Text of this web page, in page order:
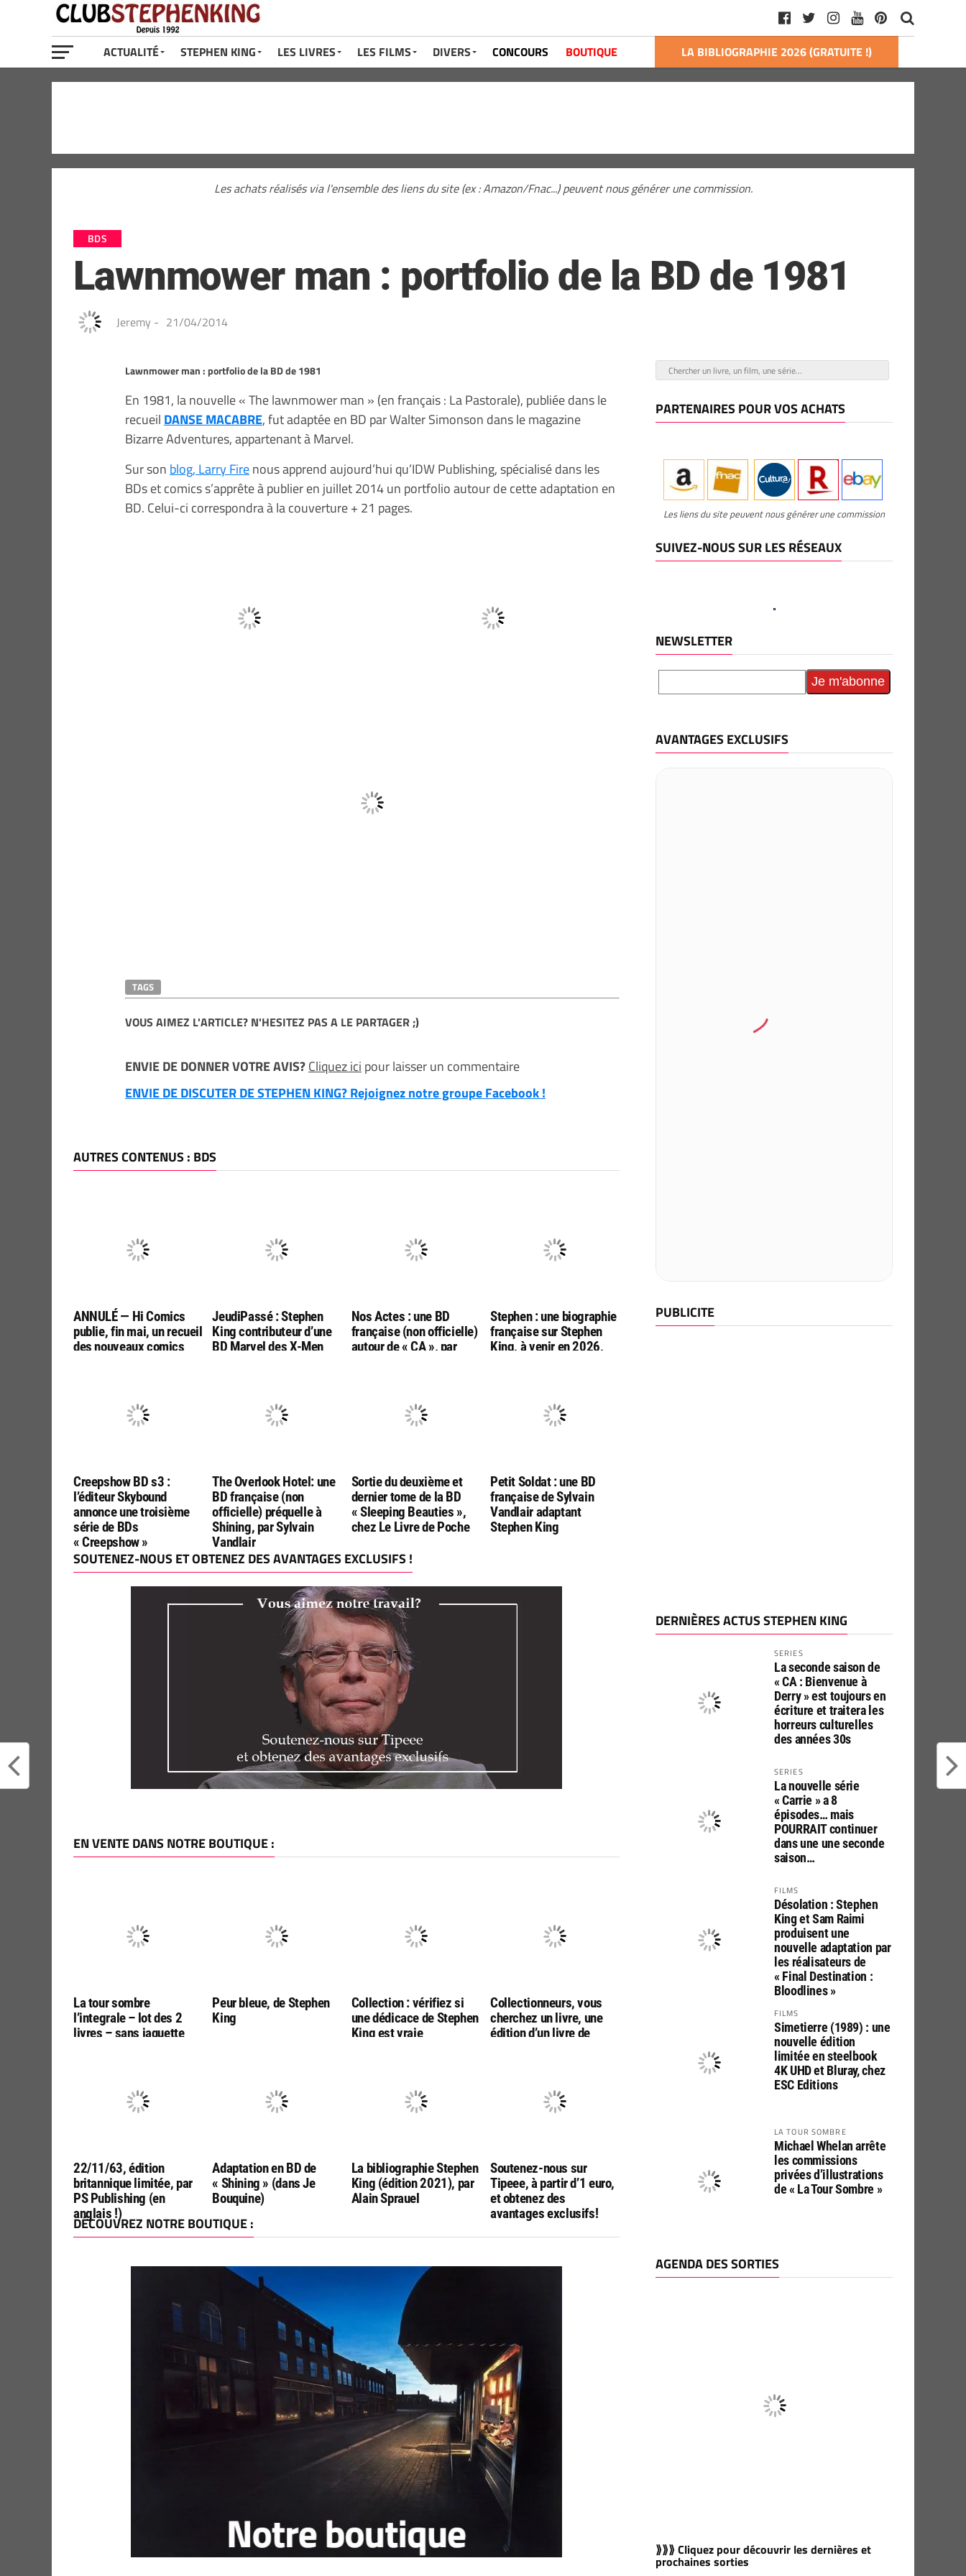
ACTUALITÉ STEPHEN KING LES LIVRES LES FILMS DIVERS CONCOURS BOUTIQUE LA BIBLIOGRAPHIE 2026 (GRATUITE !)
Les achats réalisés via l'ensemble des liens du site (ex : Amazon/Fnac...) peuvent nous générer une commission.
BDS
Lawnmower man : portfolio de la BD de 1981
Jeremy - 21/04/2014
Lawnmower man : portfolio de la BD de 1981
En 1981, la nouvelle « The lawnmower man » (en français : La Pastorale), publiée dans le
recueil DANSE MACABRE, fut adaptée en BD par Walter Simonson dans le magazine
Bizarre Adventures, appartenant à Marvel.
Sur son blog, Larry Firenous apprend aujourd’hui qu’IDW Publishing, spécialisé dans les
BDs et comics s’apprête à publier en juillet 2014 un portfolio autour de cette adaptation en
BD. Celui-ci correspondra à la couverture + 21 pages.
TAGS
VOUS AIMEZ L'ARTICLE? N'HESITEZ PAS A LE PARTAGER ;)
ENVIE DE DONNER VOTRE AVIS?Cliquez ici pour laisser un commentaire
ENVIE DE DISCUTER DE STEPHEN KING? Rejoignez notre groupe Facebook !
AUTRES CONTENUS : BDS
ANNULÉ — Hi Comics
publie, fin mai, un recueil
des nouveaux comics
JeudiPassé : Stephen
King contributeur d’une
BD Marvel des X-Men
Nos Actes : une BD
française (non officielle)
autour de « CA », par
Stephen : une biographie
française sur Stephen
King, à venir en 2026,
Creepshow BD s3 :
l’éditeur Skybound
annonce une troisième
série de BDs
« Creepshow »
The Overlook Hotel: une
BD française (non
officielle) préquelle à
Shining, par Sylvain
Vandlair
Sortie du deuxième et
dernier tome de la BD
« Sleeping Beauties »,
chez Le Livre de Poche
Petit Soldat : une BD
française de Sylvain
Vandlair adaptant
Stephen King
SOUTENEZ-NOUS ET OBTENEZ DES AVANTAGES EXCLUSIFS !
EN VENTE DANS NOTRE BOUTIQUE :
La tour sombre
l’integrale – lot des 2
livres – sans jaquette
Peur bleue, de Stephen
King
Collection : vérifiez si
une dédicace de Stephen
King est vraie
Collectionneurs, vous
cherchez un livre, une
édition d’un livre de
22/11/63, édition
britannique limitée, par
PS Publishing (en
anglais !)
Adaptation en BD de
« Shining » (dans Je
Bouquine)
La bibliographie Stephen
King (édition 2021), par
Alain Sprauel
Soutenez-nous sur
Tipeee, à partir d’1 euro,
et obtenez des
avantages exclusifs!
DÉCOUVREZ NOTRE BOUTIQUE :
PARTENAIRES POUR VOS ACHATS
Les liens du site peuvent nous générer une commission
SUIVEZ-NOUS SUR LES RÉSEAUX
NEWSLETTER
AVANTAGES EXCLUSIFS
PUBLICITE
DERNIÈRES ACTUS STEPHEN KING
SERIES
La seconde saison de
« CA : Bienvenue à
Derry » est toujours en
écriture et traitera les
horreurs culturelles
des années 30s
SERIES
La nouvelle série
« Carrie » a 8
épisodes… mais
POURRAIT continuer
dans une une seconde
saison…
FILMS
Désolation : Stephen
King et Sam Raimi
produisent une
nouvelle adaptation par
les réalisateurs de
« Final Destination :
Bloodlines »
FILMS
Simetierre (1989) : une
nouvelle édition
limitée en steelbook
4K UHD et Bluray, chez
ESC Editions
LA TOUR SOMBRE
Michael Whelan arrête
les commissions
privées d’illustrations
de « La Tour Sombre »
AGENDA DES SORTIES
⟫⟫⟫ Cliquez pour découvrir les dernières et
prochaines sorties